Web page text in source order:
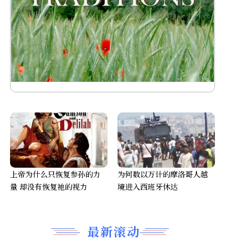
最新滚动
上帝为什么只恢复参孙的力
量 却没有恢复祂的视力
为何数以万计的摩洛哥人越
境进入西班牙休达